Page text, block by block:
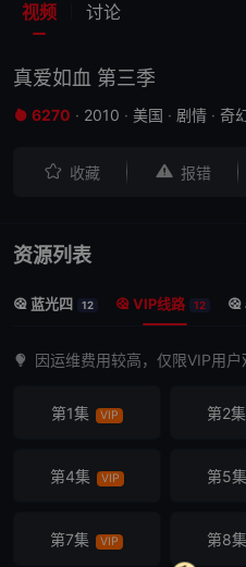
视频 讨论
真爱如血 第三季
 6270 · 2010 · 美国 · 剧情 · 奇
 收藏  报错
资源列表
 蓝光四 12  VIP线路 12 
因运维费用较高，仅限VIP用户
第1集 VIP 第2集
第4集 VIP 第5集
第7集 VIP 第8集